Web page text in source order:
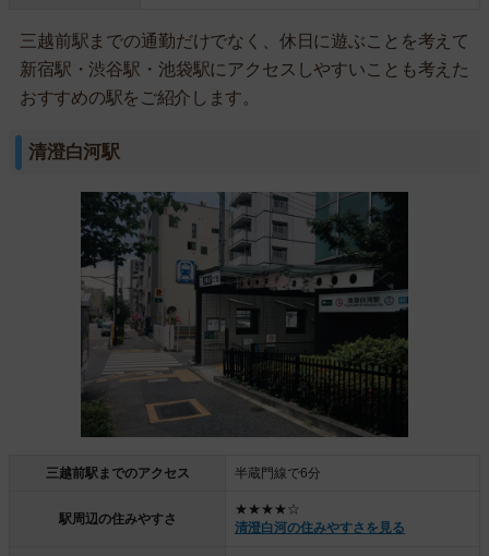
三越前駅までの通勤だけでなく、休日に遊ぶことを考えて
新宿駅・渋谷駅・池袋駅にアクセスしやすいことも考えた
おすすめの駅をご紹介します。
清澄白河駅
三越前駅までのアクセス 半蔵門線で6分
駅周辺の住みやすさ
★★★★☆
清澄白河の住みやすさを見る